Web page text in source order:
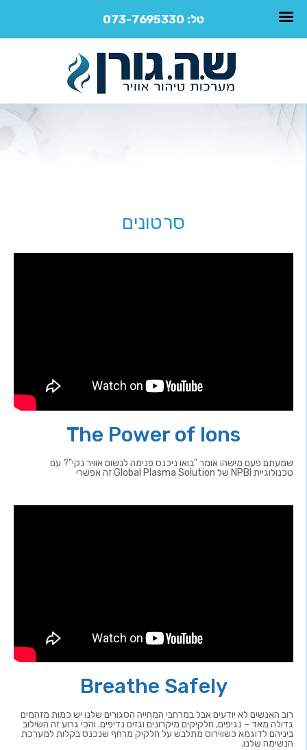
טל: 073-7695330
סרטונים
The Power of Ions
שמעתם פעם מישהו אומר "בואו ניכנס פנימה לנשום אוויר נקי"? עם
טכנולוגיית NPBI של Global Plasma Solution זה אפשרי
Breathe Safely
רוב האנשים לא יודעים אבל במרחבי המחייה הסגורים שלנו יש כמות מזהמים
גדולה מאד – נגיפים, חלקיקים מיקרונים וגזים נדיפים. והכי גרוע זה השילוב
ביניהם לדוגמא כשווירוס מתלבש על חלקיק מרחף שנכנס בקלות למערכת
הנשימה שלנו.